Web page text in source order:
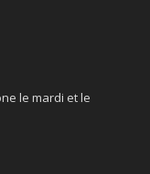
le mardi et le